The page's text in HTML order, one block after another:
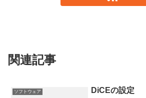
関連記事
ソフトウェア DiCEの設定